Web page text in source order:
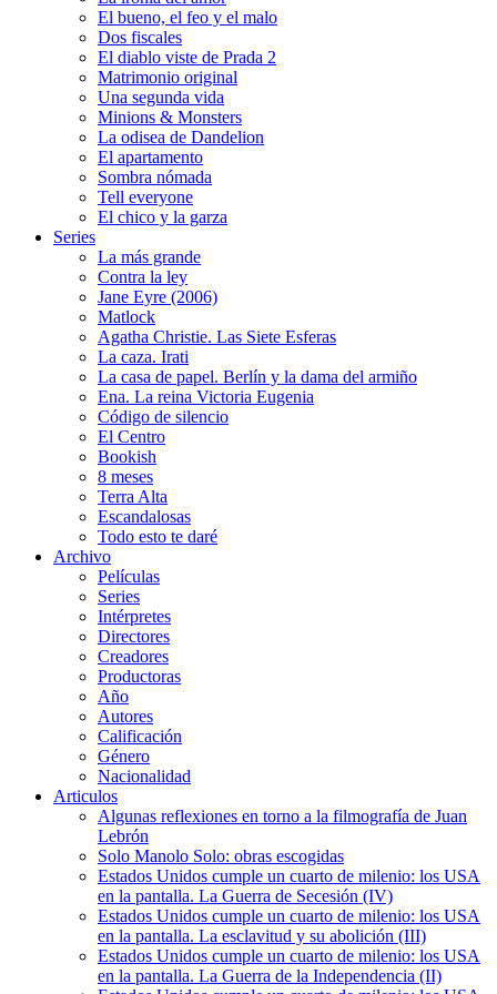
El bueno, el feo y el malo
Dos fiscales
El diablo viste de Prada 2
Matrimonio original
Una segunda vida
Minions & Monsters
La odisea de Dandelion
El apartamento
Sombra nómada
Tell everyone
El chico y la garza
Series
La más grande
Contra la ley
Jane Eyre (2006)
Matlock
Agatha Christie. Las Siete Esferas
La caza. Irati
La casa de papel. Berlín y la dama del armiño
Ena. La reina Victoria Eugenia
Código de silencio
El Centro
Bookish
8 meses
Terra Alta
Escandalosas
Todo esto te daré
Archivo
Películas
Series
Intérpretes
Directores
Creadores
Productoras
Año
Autores
Calificación
Género
Nacionalidad
Articulos
Algunas reflexiones en torno a la filmografía de Juan
Lebrón
Solo Manolo Solo: obras escogidas
Estados Unidos cumple un cuarto de milenio: los USA
en la pantalla. La Guerra de Secesión (IV)
Estados Unidos cumple un cuarto de milenio: los USA
en la pantalla. La esclavitud y su abolición (III)
Estados Unidos cumple un cuarto de milenio: los USA
en la pantalla. La Guerra de la Independencia (II)